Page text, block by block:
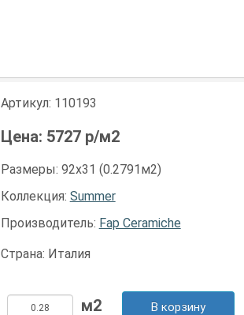
Артикул: 110193
Цена: 5727р/м2
Размеры: 92х31 (0.2791м2)
Коллекция: Summer
Производитель: Fap Ceramiche
Страна: Италия
В корзину